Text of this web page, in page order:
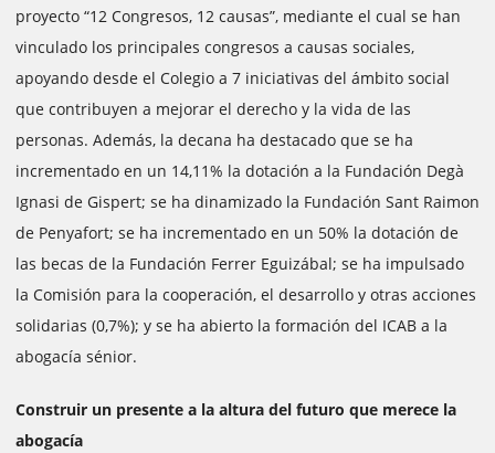
proyecto “12 Congresos, 12 causas”, mediante el cual se han
vinculado los principales congresos a causas sociales,
apoyando desde el Colegio a 7 iniciativas del ámbito social
que contribuyen a mejorar el derecho y la vida de las
personas. Además, la decana ha destacado que se ha
incrementado en un 14,11% la dotación a la Fundación Degà
Ignasi de Gispert; se ha dinamizado la Fundación Sant Raimon
de Penyafort; se ha incrementado en un 50% la dotación de
las becas de la Fundación Ferrer Eguizábal; se ha impulsado
la Comisión para la cooperación, el desarrollo y otras acciones
solidarias (0,7%); y se ha abierto la formación del ICAB a la
abogacía sénior.
Construir un presente a la altura del futuro que merece la
abogacía